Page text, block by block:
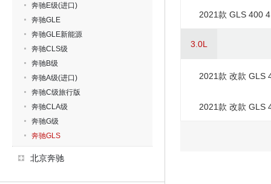
奔驰E级(进口)
奔驰GLE
奔驰GLE新能源
奔驰CLS级
奔驰B级
奔驰A级(进口)
奔驰C级旅行版
奔驰CLA级
奔驰G级
奔驰GLS
北京奔驰
2021款 GLS 400
3.0L
2021款 改款 GLS
2021款 改款 GLS